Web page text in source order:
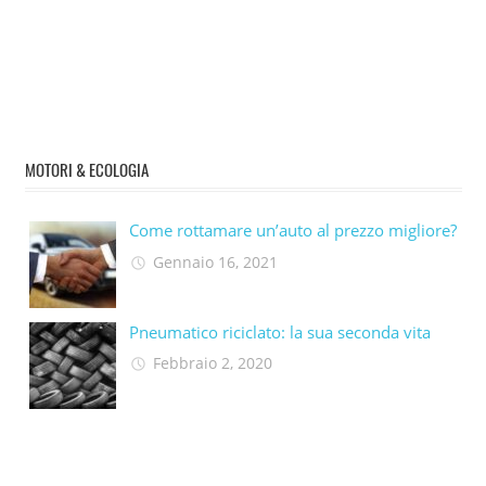
MOTORI & ECOLOGIA
Come rottamare un’auto al prezzo migliore?
Gennaio 16, 2021
Pneumatico riciclato: la sua seconda vita​
Febbraio 2, 2020